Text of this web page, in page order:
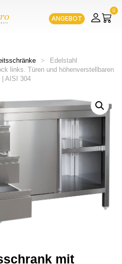
ANGEBOT
0
>
Edelstahl
links. Türen und höhenverstellbaren
| AISI 304
mit